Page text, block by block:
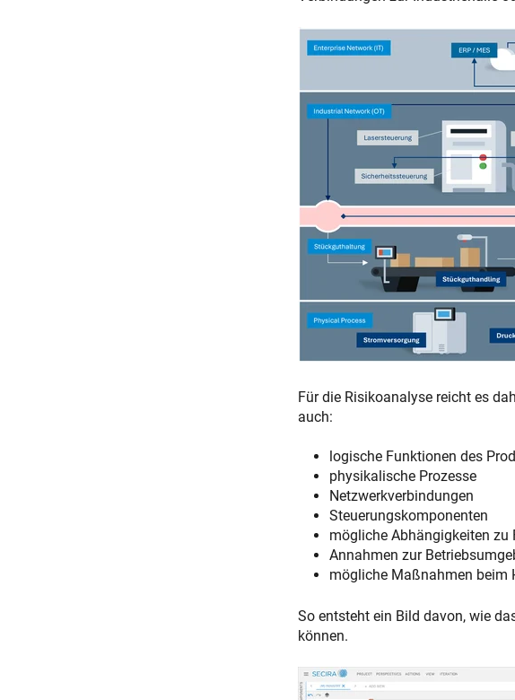
Für die Risikoanalyse reicht es
auch:
logische Funktionen des
physikalische Prozesse
Netzwerkverbindungen
Steuerungskomponenten
mögliche Abhängigkeiten zu
Annahmen zur
mögliche Maßnahmen beim
So entsteht ein Bild davon, wie
können.